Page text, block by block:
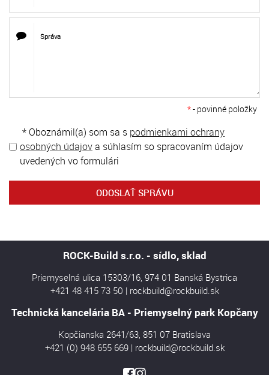
Správa
*- povinné položky
* Oboznámil(a) som sa s podmienkami ochrany
osobných údajova súhlasím so spracovaním údajov
uvedených vo formulári
ODOSLAŤ SPRÁVU
ROCK-Build s.r.o. - sídlo, sklad
Priemyselná ulica 15303/16, 974 01 Banská Bystrica
+421 48 415 73 50 | rockbuild@rockbuild.sk
Technická kancelária BA - Priemyselný park Kopčany
Kopčianska 2641/63, 851 07 Bratislava
+421 (0) 948 655 669| rockbuild@rockbuild.sk